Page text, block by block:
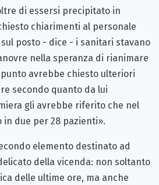
di essersi precipitato in
chiarimenti al personale
posto - dice - i sanitari stavano
nella speranza di rianimare
punto avrebbe chiesto ulteriori
secondo quanto da lui
gli avrebbe riferito che nel
due per 28 pazienti».
elemento destinato ad
della vicenda: non soltanto
delle ultime ore, ma anche